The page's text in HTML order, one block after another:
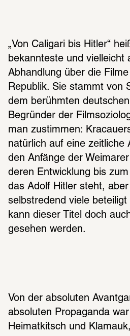
„Von Caligari bis Hitler“
bekannteste und vielleicht
Abhandlung über die
Republik. Sie stammt von
dem berühmten
Begründer der
man zustimmen:
natürlich auf eine zeitliche
den Anfänge der
deren Entwicklung bis
das Adolf Hitler steht,
selbstredend viele
kann dieser Titel doch
gesehen werden.
Von der absoluten
absoluten Propaganda
Heimatkitsch und